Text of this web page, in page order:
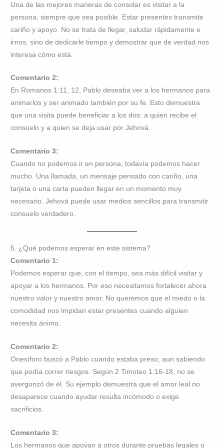
Una de las mejores maneras de consolar es visitar a la
persona, siempre que sea posible. Estar presentes transmite
cariño y apoyo. No se trata de llegar, saludar rápidamente e
irnos, sino de dedicarle tiempo y demostrar que de verdad nos
interesa cómo está.
Comentario 2:
En Romanos 1:11, 12, Pablo deseaba ver a los hermanos para
animarlos y ser animado también por su fe. Esto demuestra
que una visita puede beneficiar a los dos: a quien recibe el
consuelo y a quien se deja usar por Jehová.
Comentario 3:
Cuando no podemos ir en persona, todavía podemos hacer
mucho. Una llamada, un mensaje pensado con cariño, una
tarjeta o una carta pueden llegar en un momento muy
necesario. Jehová puede usar medios sencillos para transmitir
consuelo verdadero.
5. ¿Qué podemos esperar en este sistema?
Comentario 1:
Podemos esperar que, con el tiempo, sea más difícil visitar y
apoyar a los hermanos. Por eso necesitamos fortalecer ahora
nuestro valor y nuestro amor. No queremos que el miedo o la
comodidad nos impidan estar presentes cuando alguien
necesita ánimo.
Comentario 2:
Onesíforo buscó a Pablo cuando estaba preso, aun sabiendo
que podía correr riesgos. Según 2 Timoteo 1:16-18, no se
avergonzó de él. Su ejemplo demuestra que el amor leal no
desaparece cuando ayudar resulta incómodo o exige
sacrificios.
Comentario 3:
Los hermanos que apoyan a otros durante pruebas legales o